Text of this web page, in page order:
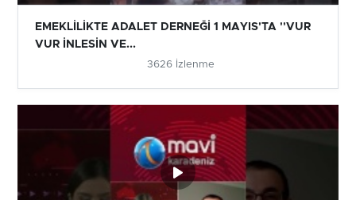
EMEKLİLİKTE ADALET DERNEĞİ 1 MAYIS'TA ''VUR
VUR İNLESİN VE...
3626 İzlenme